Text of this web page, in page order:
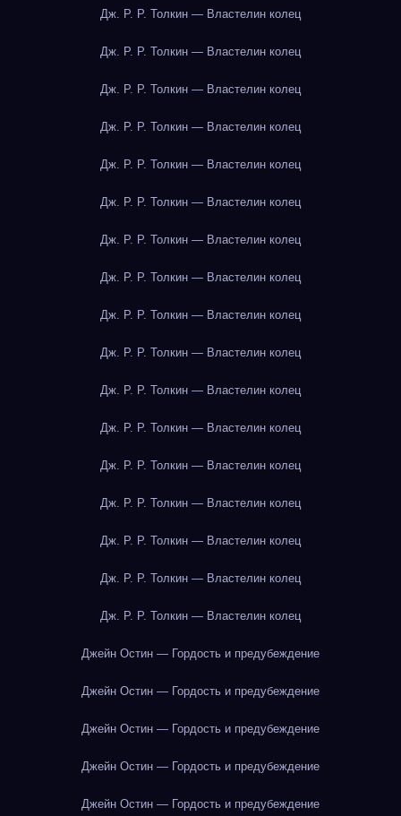
Дж. Р. Р. Толкин — Властелин колец
Дж. Р. Р. Толкин — Властелин колец
Дж. Р. Р. Толкин — Властелин колец
Дж. Р. Р. Толкин — Властелин колец
Дж. Р. Р. Толкин — Властелин колец
Дж. Р. Р. Толкин — Властелин колец
Дж. Р. Р. Толкин — Властелин колец
Дж. Р. Р. Толкин — Властелин колец
Дж. Р. Р. Толкин — Властелин колец
Дж. Р. Р. Толкин — Властелин колец
Дж. Р. Р. Толкин — Властелин колец
Дж. Р. Р. Толкин — Властелин колец
Дж. Р. Р. Толкин — Властелин колец
Дж. Р. Р. Толкин — Властелин колец
Дж. Р. Р. Толкин — Властелин колец
Дж. Р. Р. Толкин — Властелин колец
Дж. Р. Р. Толкин — Властелин колец
Джейн Остин — Гордость и предубеждение
Джейн Остин — Гордость и предубеждение
Джейн Остин — Гордость и предубеждение
Джейн Остин — Гордость и предубеждение
Джейн Остин — Гордость и предубеждение